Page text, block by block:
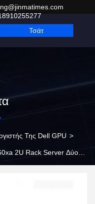
Τσάτ
Της Dell GPU >
2U Rack Server Δύο